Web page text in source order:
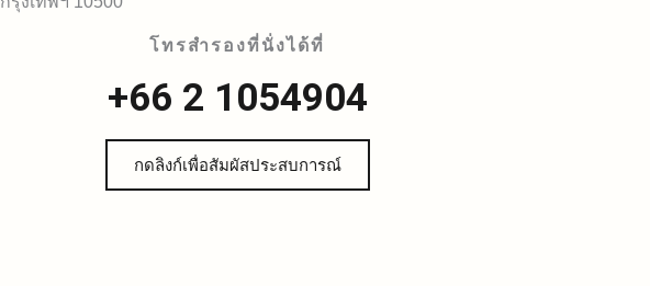
โทรสำรองที่นั่งได้ที่
+66 2 1054904
กดลิงก์เพื่อสัมผัสประสบการณ์